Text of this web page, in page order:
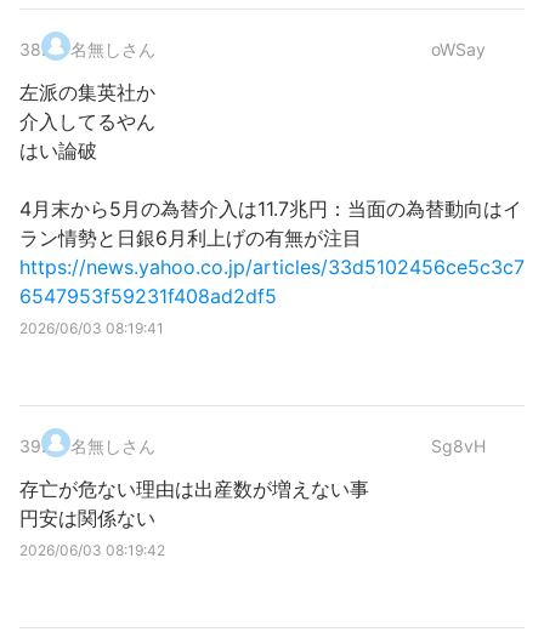
38. 名無しさん oWSay
左派の集英社か
介入してるやん
はい論破
4月末から5月の為替介入は11.7兆円：当面の為替動向はイ
ラン情勢と日銀6月利上げの有無が注目
https://news.yahoo.co.jp/articles/33d5102456ce5c3c7
6547953f59231f408ad2df5
2026/06/03 08:19:41
39. 名無しさん Sg8vH
存亡が危ない理由は出産数が増えない事
円安は関係ない
2026/06/03 08:19:42